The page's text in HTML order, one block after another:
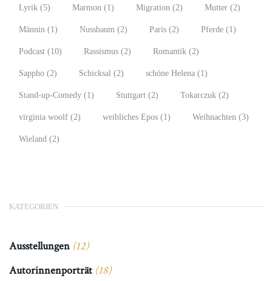
Lyrik (5) Marmon (1) Migration (2) Mutter (2)
Männin (1) Nussbaum (2) Paris (2) Pferde (1)
Podcast (10) Rassismus (2) Romantik (2)
Sappho (2) Schicksal (2) schöne Helena (1)
Stand-up-Comedy (1) Stuttgart (2) Tokarczuk (2)
virginia woolf (2) weibliches Epos (1) Weihnachten (3)
Wieland (2)
KATEGORIEN
Ausstellungen (12)
Autorinnenporträt (18)